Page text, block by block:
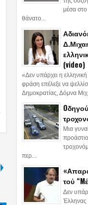
μέσα στο
θάνατο...
(video)
«Δεν υπάρχει η
φράση επέλεξε να
Δημοκρατίας, Δόμνα
Μια
περ...
τού
Δεν
Έλληνας